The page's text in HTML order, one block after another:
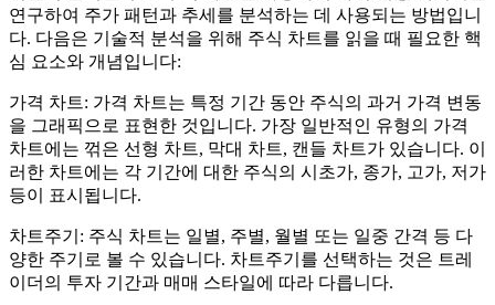
연구하여 주가 패턴과 추세를 분석하는 데 사용되는 방법입니
다. 다음은 기술적 분석을 위해 주식 차트를 읽을 때 필요한 핵
심 요소와 개념입니다:
가격 차트: 가격 차트는 특정 기간 동안 주식의 과거 가격 변동
을 그래픽으로 표현한 것입니다. 가장 일반적인 유형의 가격
차트에는 꺾은 선형 차트, 막대 차트, 캔들 차트가 있습니다. 이
러한 차트에는 각 기간에 대한 주식의 시초가, 종가, 고가, 저가
등이 표시됩니다.
차트주기: 주식 차트는 일별, 주별, 월별 또는 일중 간격 등 다
양한 주기로 볼 수 있습니다. 차트주기를 선택하는 것은 트레
이더의 투자 기간과 매매 스타일에 따라 다릅니다.